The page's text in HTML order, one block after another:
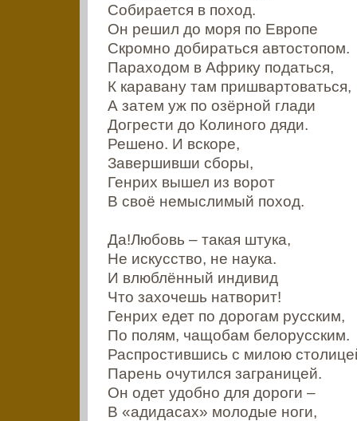
Собирается в поход.
Он решил до моря по Европе
Скромно добираться автостопом.
Параходом в Африку податься,
К каравану там пришвартоваться,
А затем уж по озёрной глади
Догрести до Колиного дяди.
Решено. И вскоре,
Завершивши сборы,
Генрих вышел из ворот
В своё немыслимый поход.
Да!Любовь – такая штука,
Не искусство, не наука.
И влюблённый индивид
Что захочешь натворит!
Генрих едет по дорогам русским,
По полям, чащобам белорусским.
Распростившись с милою
Парень очутился заграницей.
Он одет удобно для дороги –
В «адидасах» молодые ноги,